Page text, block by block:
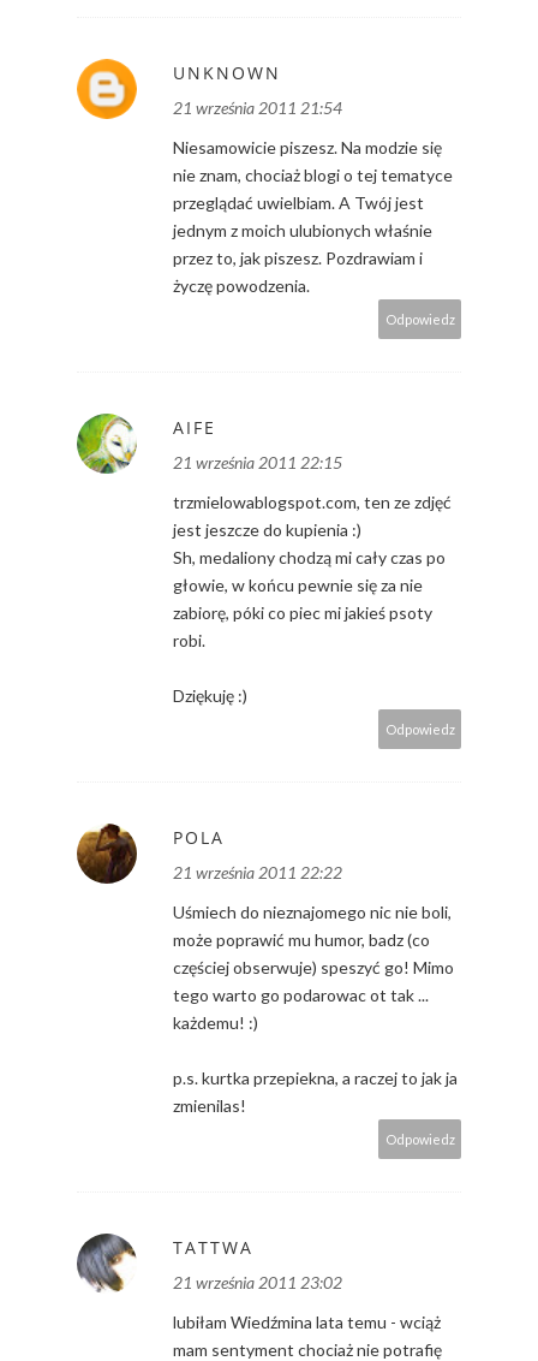
UNKNOWN
21 września 2011 21:54
Niesamowicie piszesz. Na modzie się
nie znam, chociaż blogi o tej tematyce
przeglądać uwielbiam. A Twój jest
jednym z moich ulubionych właśnie
przez to, jak piszesz. Pozdrawiam i
życzę powodzenia.
Odpowiedz
AIFE
21 września 2011 22:15
trzmielowablogspot.com, ten ze zdjęć
jest jeszcze do kupienia :)
Sh, medaliony chodzą mi cały czas po
głowie, w końcu pewnie się za nie
zabiorę, póki co piec mi jakieś psoty
robi.
Dziękuję :)
Odpowiedz
POLA
21 września 2011 22:22
Uśmiech do nieznajomego nic nie boli,
może poprawić mu humor, badz (co
częściej obserwuje) speszyć go! Mimo
tego warto go podarowac ot tak ...
każdemu! :)
p.s. kurtka przepiekna, a raczej to jak ja
zmienilas!
Odpowiedz
TATTWA
21 września 2011 23:02
lubiłam Wiedźmina lata temu - wciąż
mam sentyment chociaż nie potrafię